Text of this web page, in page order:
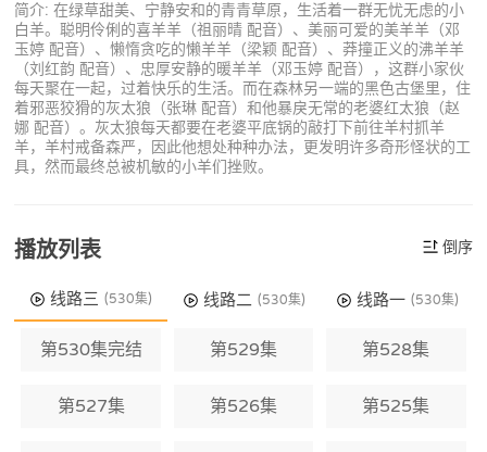
简介: 在绿草甜美、宁静安和的青青草原，生活着一群无忧无虑的小
白羊。聪明伶俐的喜羊羊（祖丽晴 配音）、美丽可爱的美羊羊（邓
玉婷 配音）、懒惰贪吃的懒羊羊（梁颖 配音）、莽撞正义的沸羊羊
（刘红韵 配音）、忠厚安静的暖羊羊（邓玉婷 配音），这群小家伙
每天聚在一起，过着快乐的生活。而在森林另一端的黑色古堡里，住
着邪恶狡猾的灰太狼（张琳 配音）和他暴戾无常的老婆红太狼（赵
娜 配音）。灰太狼每天都要在老婆平底锅的敲打下前往羊村抓羊
羊，羊村戒备森严，因此他想处种种办法，更发明许多奇形怪状的工
具，然而最终总被机敏的小羊们挫败。
播放列表 倒序
线路三 (530集) 线路二 (530集) 线路一 (530集)
第530集完结 第529集 第528集
第527集 第526集 第525集